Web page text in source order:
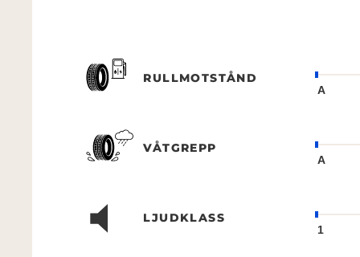
RULLMOTSTÅND
A
VÅTGREPP
A
LJUDKLASS
1